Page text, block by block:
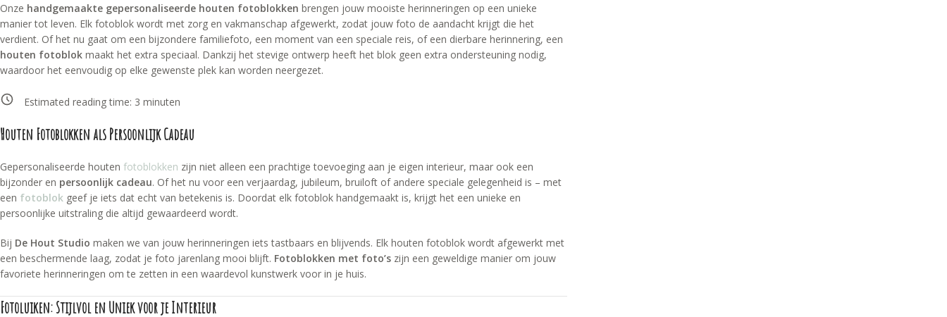
Onze handgemaakte gepersonaliseerde houten fotoblokken brengen jouw mooiste herinneringen op een unieke
manier tot leven. Elk fotoblok wordt met zorg en vakmanschap afgewerkt, zodat jouw foto de aandacht krijgt die het
verdient. Of het nu gaat om een bijzondere familiefoto, een moment van een speciale reis, of een dierbare herinnering, een
houten fotoblok maakt het extra speciaal. Dankzij het stevige ontwerp heeft het blok geen extra ondersteuning nodig,
waardoor het eenvoudig op elke gewenste plek kan worden neergezet.
Estimated reading time: 3 minuten
Houten Fotoblokken als Persoonlijk Cadeau
Gepersonaliseerde houten fotoblokken zijn niet alleen een prachtige toevoeging aan je eigen interieur, maar ook een
bijzonder en persoonlijk cadeau. Of het nu voor een verjaardag, jubileum, bruiloft of andere speciale gelegenheid is – met
een fotoblok geef je iets dat echt van betekenis is. Doordat elk fotoblok handgemaakt is, krijgt het een unieke en
persoonlijke uitstraling die altijd gewaardeerd wordt.
Bij De Hout Studio maken we van jouw herinneringen iets tastbaars en blijvends. Elk houten fotoblok wordt afgewerkt met
een beschermende laag, zodat je foto jarenlang mooi blijft. Fotoblokken met foto’s zijn een geweldige manier om jouw
favoriete herinneringen om te zetten in een waardevol kunstwerk voor in je huis.
Fotoluiken: Stijlvol en Uniek voor je Interieur